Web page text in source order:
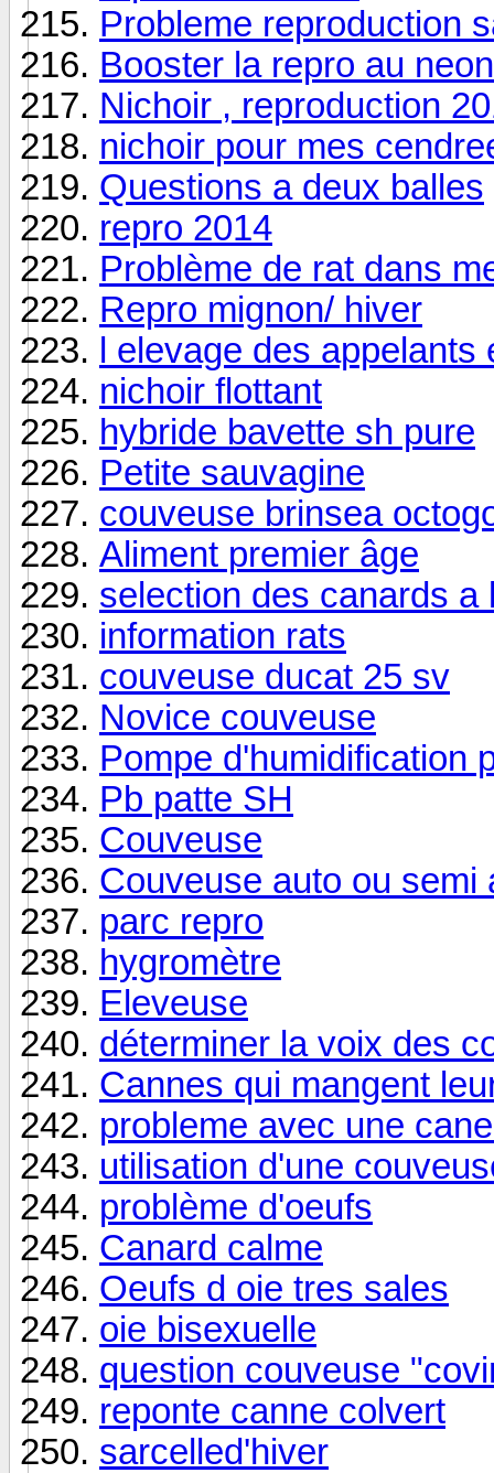
Probleme reproduction
Booster la repro au
Nichoir , reproduction
nichoir pour mes
Questions a deux balles
repro 2014
Problème de rat dans
Repro mignon/ hiver
l elevage des
nichoir flottant
hybride bavette sh pure
Petite sauvagine
couveuse brinsea
Aliment premier âge
selection des canards a
information rats
couveuse ducat 25 sv
Novice couveuse
Pompe d'humidification
Pb patte SH
Couveuse
Couveuse auto ou semi
parc repro
hygromètre
Eleveuse
déterminer la voix des
Cannes qui mangent
probleme avec une
utilisation d'une
problème d'oeufs
Canard calme
Oeufs d oie tres sales
oie bisexuelle
question couveuse
reponte canne colvert
sarcelled'hiver